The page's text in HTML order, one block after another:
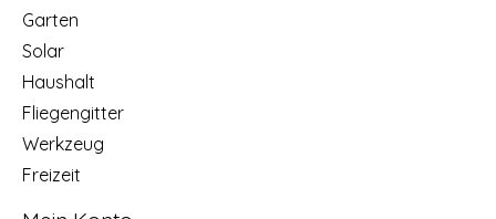
Garten
Solar
Haushalt
Fliegengitter
Werkzeug
Freizeit